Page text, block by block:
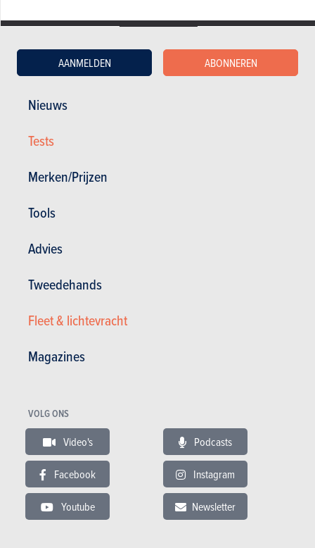
Nieuws
Tests
Merken/Prijzen
Tools
Advies
Tweedehands
Fleet & lichtevracht
Magazines
AANMELDEN ABONNEREN
VOLG ONS
Video's Podcasts
Facebook Instagram
Youtube Newsletter
Laatste aanbevolen video
in stock
Tweedehands
Actualiteit